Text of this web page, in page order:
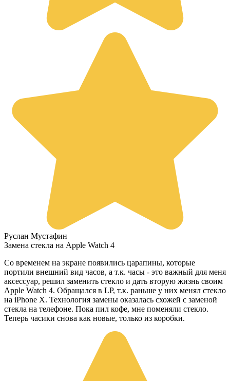
Руслан Мустафин
Замена стекла на Apple Watch 4
Со временем на экране появились царапины, которые
портили внешний вид часов, а т.к. часы - это важный для меня
аксессуар, решил заменить стекло и дать вторую жизнь своим
Apple Watch 4. Обращался в LP, т.к. раньше у них менял стекло
на iPhone X. Технология замены оказалась схожей с заменой
стекла на телефоне. Пока пил кофе, мне поменяли стекло.
Теперь часики снова как новые, только из коробки.